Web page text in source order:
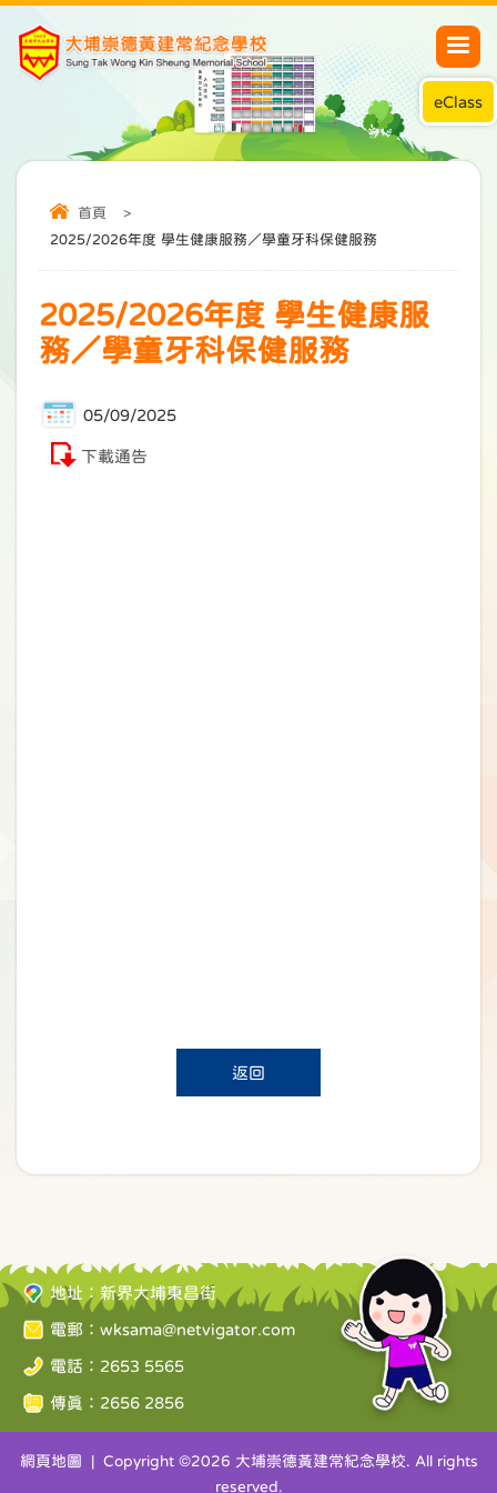
eClass
首頁
>
2025/2026年度 學生健康服務／學童牙科保健服務
2025/2026年度 學生健康服
務／學童牙科保健服務
05/09/2025
下載通告
返回
地址：新界大埔東昌街
電郵： wksama@netvigator.com
電話：2653 5565
傳真：2656 2856
網頁地圖 | Copyright ©2026 大埔崇德黃建常紀念學校. All rights
reserved.